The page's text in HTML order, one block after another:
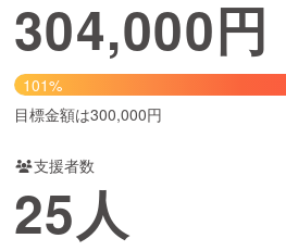
ファッション
ヘルスケア
304,000円
101%
目標金額は300,000円
支援者数
25人